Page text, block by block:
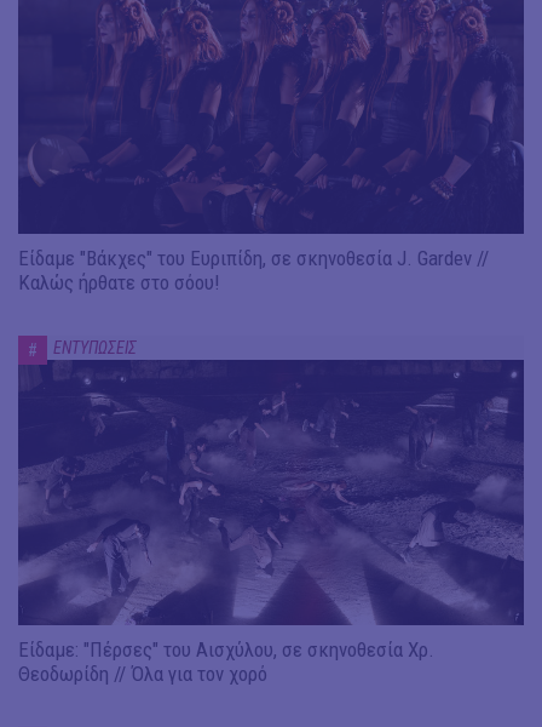
Είδαμε "Βάκχες" του Ευριπίδη, σε σκηνοθεσία J. Gardev //
Καλώς ήρθατε στο σόου!
# ΕΝΤΥΠΩΣΕΙΣ
Είδαμε: "Πέρσες" του Αισχύλου, σε σκηνοθεσία Χρ.
Θεοδωρίδη // Όλα για τον χορό